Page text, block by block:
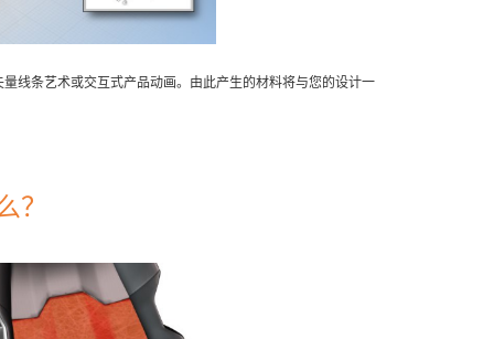
线条艺术或交互式产品动画。由此产生的材料将与您的设计一
？